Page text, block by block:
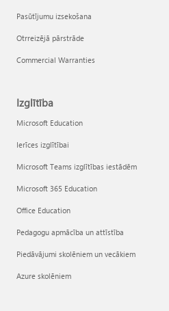
Pasūtījumu izsekošana
Otrreizējā pārstrāde
Commercial Warranties
Izglītība
Microsoft Education
Ierīces izglītībai
Microsoft Teams izglītības iestādēm
Microsoft 365 Education
Office Education
Pedagogu apmācība un attīstība
Piedāvājumi skolēniem un vecākiem
Azure skolēniem